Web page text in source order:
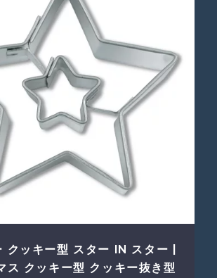
クッキー型 スター IN スター |
ス クッキー型 クッキー抜き型